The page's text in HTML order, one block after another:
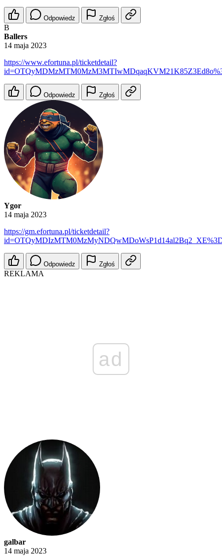
Odpowiedz Zgłoś
B
Ballers
14 maja 2023
https://www.efortuna.pl/ticketdetail?
Odpowiedz Zgłoś
Ygor
14 maja 2023
https://gm.efortuna.pl/ticketdetail?
Odpowiedz Zgłoś
REKLAMA
ad
galbar
14 maja 2023